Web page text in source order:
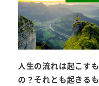
人生の流れは起こすも
の？それとも起きるも